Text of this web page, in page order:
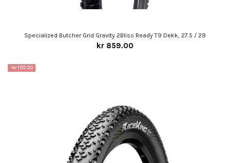
Specialized Butcher Grid Gravity 2Bliss Ready T9 Dekk, 27.5 / 29
kr 859.00
-kr 100.00